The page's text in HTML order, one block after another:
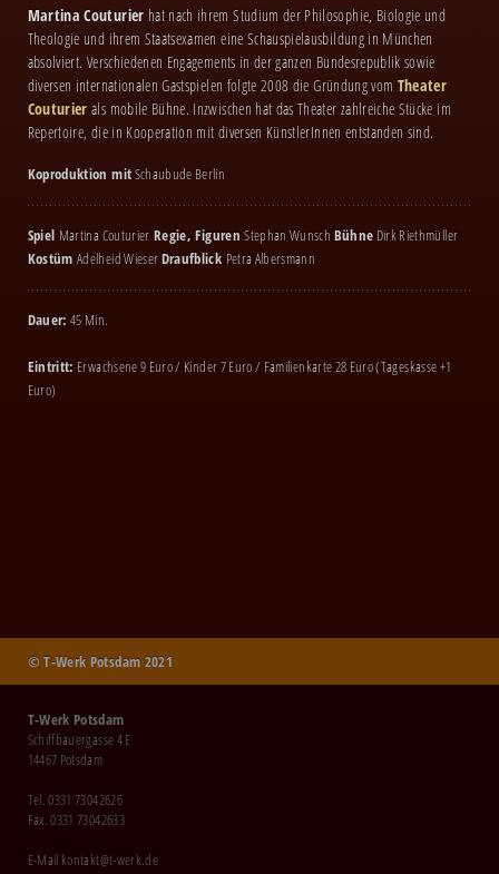
Martina Couturier hat nach ihrem Studium der Philosophie, Biologie und
Theologie und ihrem Staatsexamen eine Schauspielausbildung in München
absolviert. Verschiedenen Engagements in der ganzen Bundesrepublik sowie
diversen internationalen Gastspielen folgte 2008 die Gründung vom Theater
Couturier als mobile Bühne. Inzwischen hat das Theater zahlreiche Stücke im
Repertoire, die in Kooperation mit diversen KünstlerInnen entstanden sind.
Koproduktion mitSchaubude Berlin
Spiel Martina Couturier Regie, FigurenStephan Wunsch Bühne Dirk Riethmüller
KostümAdelheid WieserDraufblick Petra Albersmann
Dauer: 45 Min.
Eintritt: Erwachsene 9 Euro / Kinder 7 Euro / Familienkarte 28 Euro (Tageskasse +1
Euro)
© T-Werk Potsdam 2021
T-Werk Potsdam
Schiffbauergasse 4 E
14467 Potsdam
Tel. 0331 73042626
Fax. 0331 73042633
E-Mail kontakt@t-werk.de